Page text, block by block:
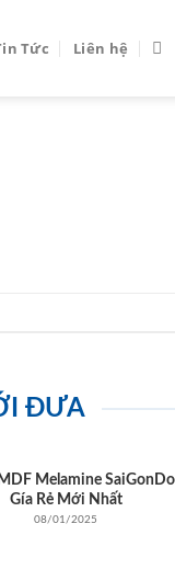
Tức Liên hệ
ĐƯA
Melamine
Gía Rẻ Mới Nhất
08/01/2025